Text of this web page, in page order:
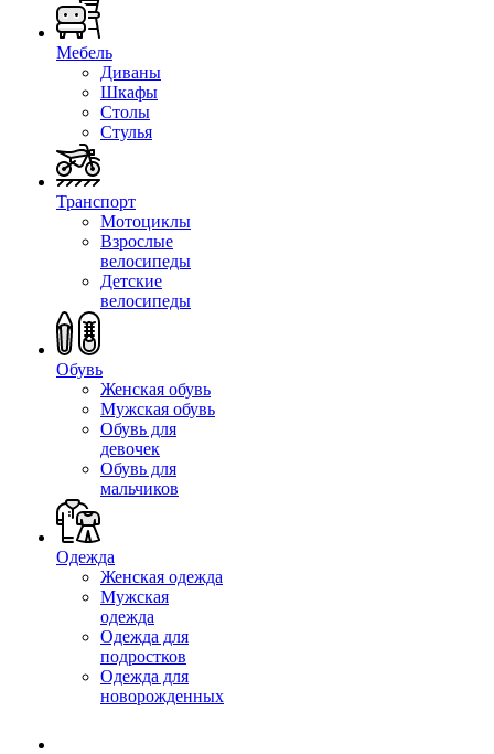
Мебель
Диваны
Шкафы
Столы
Стулья
Транспорт
Мотоциклы
Взрослые
велосипеды
Детские
велосипеды
Обувь
Женская обувь
Мужская обувь
Обувь для
девочек
Обувь для
мальчиков
Одежда
Женская одежда
Мужская
одежда
Одежда для
подростков
Одежда для
новорожденных